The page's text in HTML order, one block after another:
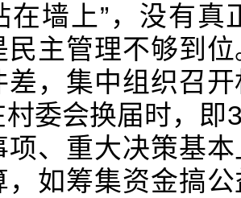
在墙上”，没有
民主管理不够到
差，集中组织召
委会换届时，即
项、重大决策基
，如筹集资金搞